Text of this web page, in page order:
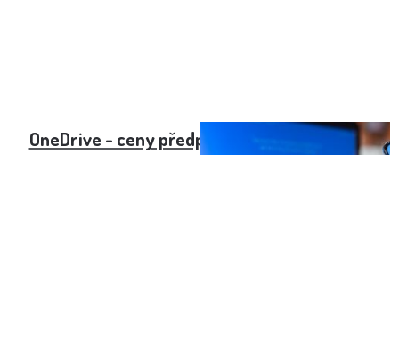
OneDrive - ceny předplatného pro rok 2022